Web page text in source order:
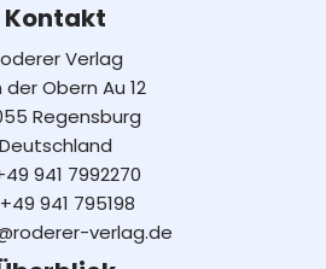
Kontakt
Verlag
der Obern Au 12
Regensburg
Deutschland
941 7992270
941 795198
verlag.de